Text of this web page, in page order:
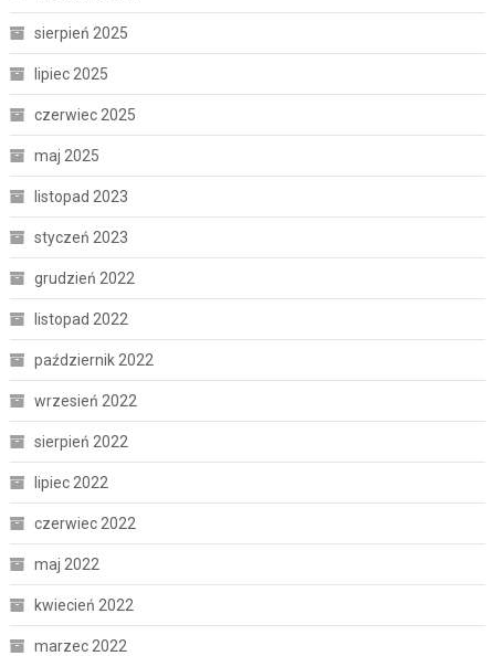
sierpień 2025
lipiec 2025
czerwiec 2025
maj 2025
listopad 2023
styczeń 2023
grudzień 2022
listopad 2022
październik 2022
wrzesień 2022
sierpień 2022
lipiec 2022
czerwiec 2022
maj 2022
kwiecień 2022
marzec 2022